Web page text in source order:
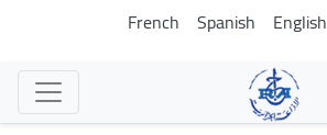
تجاوز
English
Spanish
French